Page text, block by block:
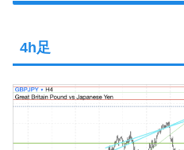
4h足